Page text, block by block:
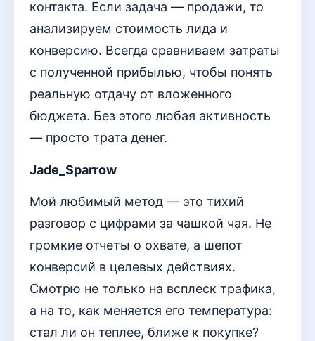
контакта. Если задача — продажи, то
анализируем стоимость лида и
конверсию. Всегда сравниваем затраты
с полученной прибылью, чтобы понять
реальную отдачу от вложенного
бюджета. Без этого любая активность
— просто трата денег.
Jade_Sparrow
Мой любимый метод — это тихий
разговор с цифрами за чашкой чая. Не
громкие отчеты о охвате, а шепот
конверсий в целевых действиях.
Смотрю не только на всплеск трафика,
а на то, как меняется его температура:
стал ли он теплее, ближе к покупке?